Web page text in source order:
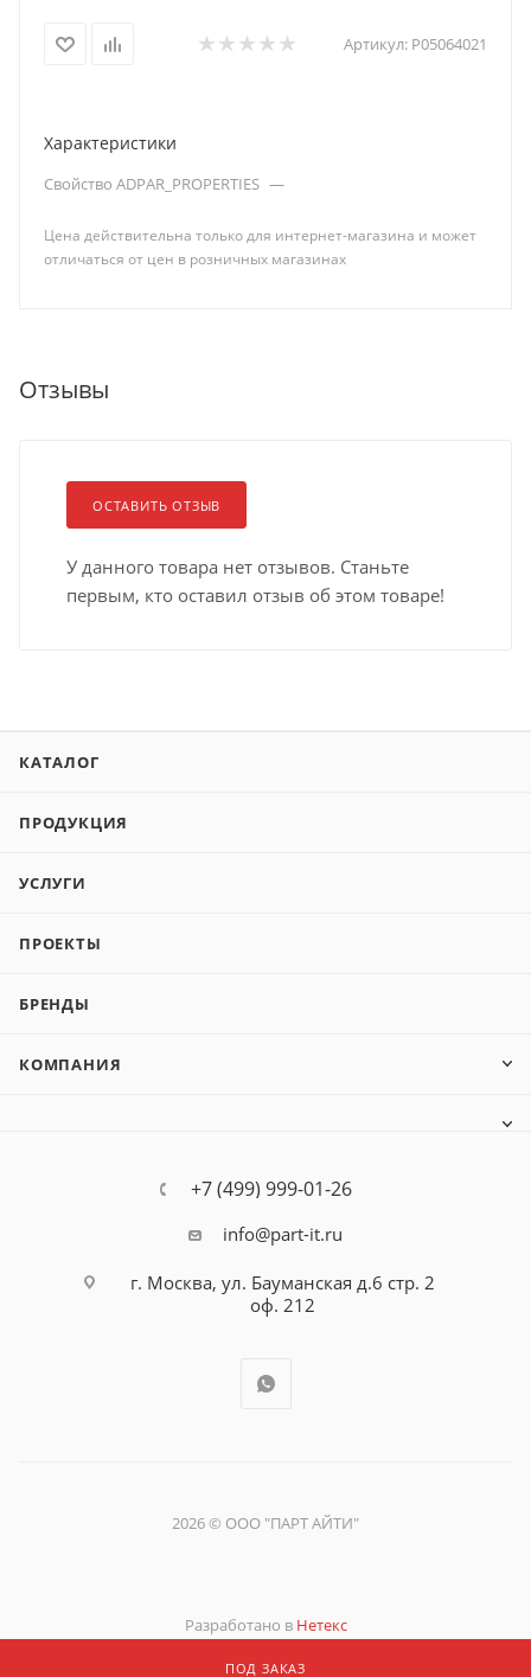
Артикул: P05064021
ПОД ЗАКАЗ
Характеристики
Свойство ADPAR_PROPERTIES —
Цена действительна только для интернет-магазина и может
отличаться от цен в розничных магазинах
Отзывы
ОСТАВИТЬ ОТЗЫВ
У данного товара нет отзывов. Станьте
первым, кто оставил отзыв об этом товаре!
КАТАЛОГ
ПРОДУКЦИЯ
УСЛУГИ
ПРОЕКТЫ
БРЕНДЫ
КОМПАНИЯ
+7 (499) 999-01-26
info@part-it.ru
г. Москва, ул. Бауманская д.6 стр. 2
оф. 212
2026 © ООО "ПАРТ АЙТИ"
Разработано в Нетекс